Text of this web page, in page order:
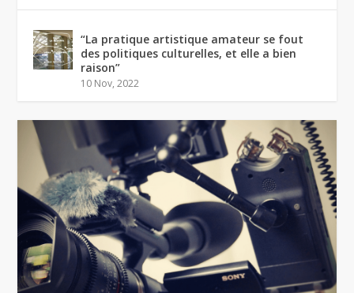
“La pratique artistique amateur se fout
des politiques culturelles, et elle a bien
raison”
10 Nov, 2022